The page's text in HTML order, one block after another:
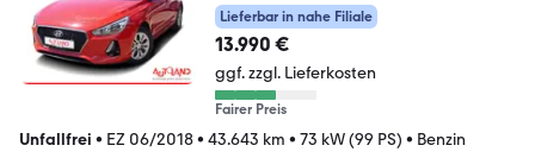
Lieferbar in nahe Filiale
13.990 €
ggf. zzgl. Lieferkosten
Fairer Preis
Unfallfrei • EZ 06/2018• 43.643 km • 73 kW (99 PS) • Benzin